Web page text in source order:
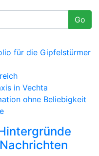
Go
für die Gipfelstürmer
in Vechta
ohne Beliebigkeit